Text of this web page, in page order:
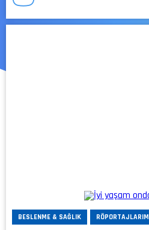
BESLENME & SAĞLIK RÖPORTAJLARIM